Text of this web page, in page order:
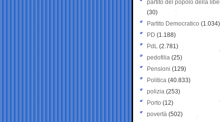
partito del popolo della
(30)
Partito Democratico (1.034)
PD (1.188)
PdL (2.781)
pedofilia (25)
Pensioni (129)
Politica (40.833)
polizia (253)
Porto (12)
povertà (502)